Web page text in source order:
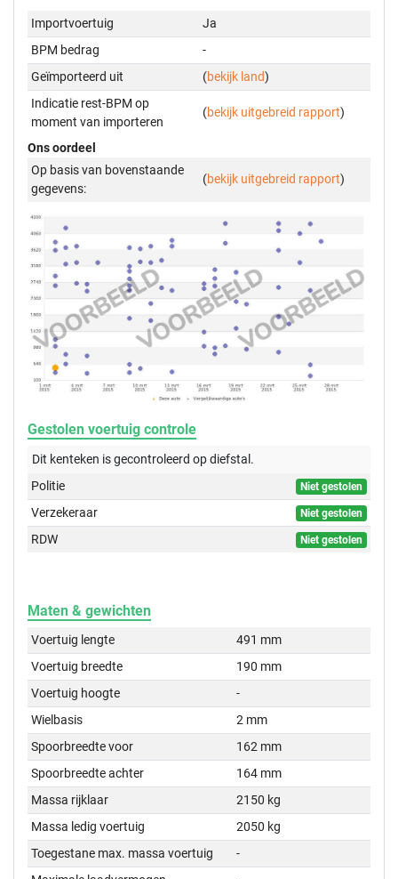
Importvoertuig
Ja
BPM bedrag
-
Geïmporteerd uit
(bekijk land)
Indicatie rest-BPM op
moment van importeren
(bekijk uitgebreid rapport)
Ons oordeel
Op basis van bovenstaande
gegevens:
(bekijk uitgebreid rapport)
Gestolen voertuig controle
Dit kenteken is gecontroleerd opdiefstal.
Politie
Niet gestolen
Verzekeraar Niet gestolen
RDW Niet gestolen
Maten & gewichten
Voertuig lengte
491 mm
Voertuig breedte
190 mm
Voertuig hoogte
-
Wielbasis
2 mm
Spoorbreedte voor
162 mm
Spoorbreedte achter
164 mm
Massa rijklaar
2150 kg
Massa ledig voertuig
2050 kg
Toegestane max. massa voertuig
-